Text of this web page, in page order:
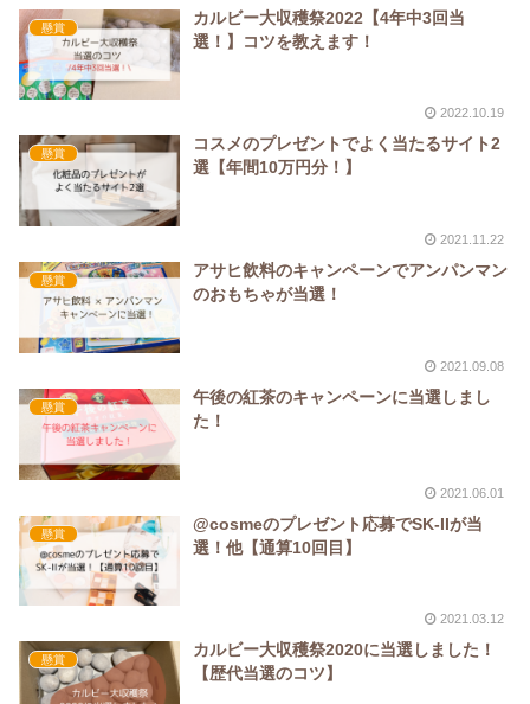
懸賞
カルビー大収穫祭2022【4年中3回当
選！】コツを教えます！
2022.10.19
懸賞
コスメのプレゼントでよく当たるサイト2
選【年間10万円分！】
2021.11.22
懸賞
アサヒ飲料のキャンペーンでアンパンマン
のおもちゃが当選！
2021.09.08
懸賞
午後の紅茶のキャンペーンに当選しまし
た！
2021.06.01
懸賞
@cosmeのプレゼント応募でSK-IIが当
選！他【通算10回目】
2021.03.12
懸賞
カルビー大収穫祭2020に当選しました！
【歴代当選のコツ】